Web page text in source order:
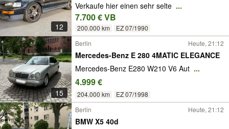
12
Verkaufe hier einen sehr selte ...
7.700 € VB
200.000 km EZ 07/1990
15
Berlin Heute, 21:12
Mercedes-Benz E 280 4MATIC ELEGANCE
Mercedes-Benz E280 W210 V6 Aut ...
4.999 €
204.000 km EZ 07/1998
Berlin Heute, 21:12
BMW X5 40d